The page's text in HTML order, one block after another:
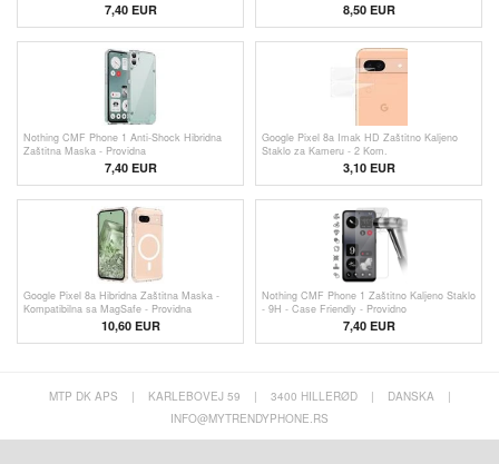
7,40 EUR 8,50 EUR
Nothing CMF Phone 1 Anti-Shock Hibridna
Zaštitna Maska - Providna
7,40 EUR
Google Pixel 8a Imak HD Zaštitno Kaljeno
Staklo za Kameru - 2 Kom.
3,10EUR
Google Pixel 8a Hibridna Zaštitna Maska -
Kompatibilna sa MagSafe - Providna
10,60 EUR
Nothing CMF Phone 1 Zaštitno Kaljeno Staklo
- 9H - Case Friendly - Providno
7,40 EUR
MTP DK APS | KARLEBOVEJ 59 | 3400 HILLERØD | DANSKA
|
INFO@MYTRENDYPHONE.RS